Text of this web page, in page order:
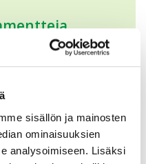
sisällön ja mainosten
ominaisuuksien
analysoimiseen. Lisäksi
oli
liittyen.
hyötyä myös
-kurssi oli